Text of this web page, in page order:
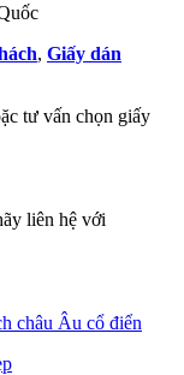
, Giấy dán
tư vấn chọn giấy
liên hệ với
châu Âu cổ điển